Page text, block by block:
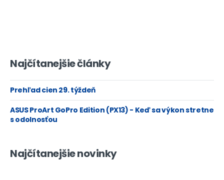
Najčítanejšie články
Prehľad cien 29. týždeň
ASUS ProArt GoPro Edition (PX13) - Keď sa výkon stretne
s odolnosťou
Najčítanejšie novinky